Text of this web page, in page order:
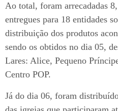
Ao total, foram arrecadadas
entregues para 18 entidades
distribuição dos produtos
sendo os obtidos no dia 05,
Lares: Alice, Pequeno
Centro POP.
Já do dia 06, foram